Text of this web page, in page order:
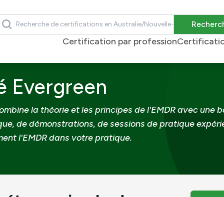
Certification par profession
Evergreen
la théorie et les principes de l'EMDR avec une
de démonstrations, de sessions de pratique
l'EMDR dans votre pratique.